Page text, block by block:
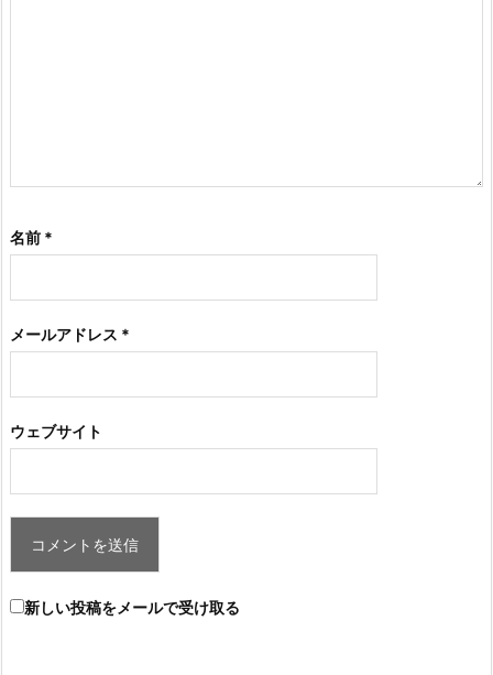
名前 *
メールアドレス *
ウェブサイト
新しい投稿をメールで受け取る